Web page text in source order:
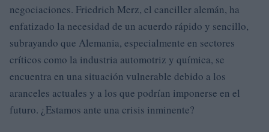
negociaciones. Friedrich Merz, el canciller alemán, ha
enfatizado la necesidad de un acuerdo rápido y sencillo,
subrayando que Alemania, especialmente en sectores
críticos como la industria automotriz y química, se
encuentra en una situación vulnerable debido a los
aranceles actuales y a los que podrían imponerse en el
futuro. ¿Estamos ante una crisis inminente?